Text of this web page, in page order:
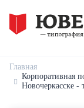
Главная
Корпоративная
Новочеркасске -